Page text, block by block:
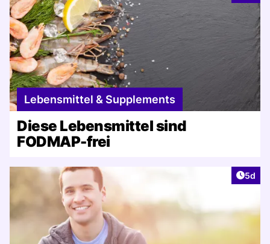
Lebensmittel & Supplements
Diese Lebensmittel sind
FODMAP-frei
5d